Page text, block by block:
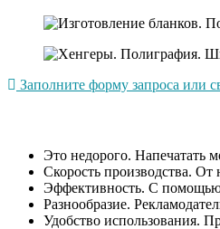
Заполните форму запроса или
Это недорого. Напечатать
Скорость производства. От
Эффективность. С помощью
Разнообразие.
Удобство использования.